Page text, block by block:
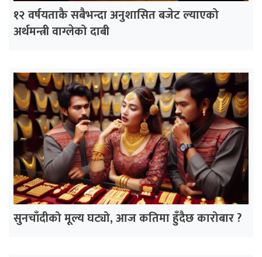
१२ वर्षयताकै सबैभन्दा अनुशासित बजेट ल्याएको
अर्थमन्त्री वाग्लेको दाबी
सुनचाँदीको मूल्य घट्यो, आज कतिमा हुँदैछ कारोबार ?